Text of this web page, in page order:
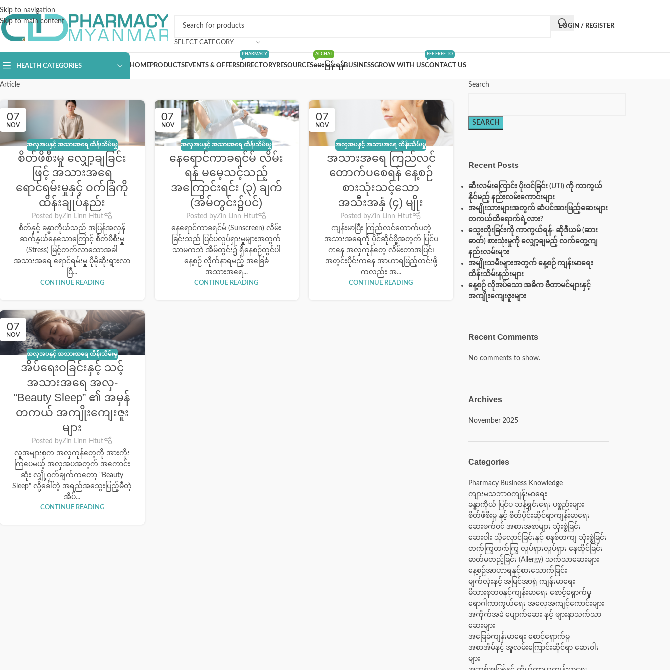
Skip to navigation
Skip to main content
SELECT CATEGORY
LOGIN / REGISTER
HEALTH CATEGORIES HOMEPRODUCTSEVENTS & OFFERSDIRECTORY
PHARMACY
RESOURCESမေးမြန်းရန်
AI CHAT
BUSINESSGROW WITH USCONTACT US
FEE FREE TO
Article
07
NOV
အလှအပနှင့် အသားအရေ ထိန်းသိမ်းမှု
စိတ်ဖိစီးမှု လျှော့ချခြင်း
ဖြင့် အသားအရေ
ရောင်ရမ်းမှုနှင့် ဝက်ခြံကို
ထိန်းချုပ်နည်း
Posted byZin Linn Htut
စိတ်နှင့် ခန္ဓာကိုယ်သည် အပြန်အလှန်
ဆက်နွှယ်နေသောကြောင့် စိတ်ဖိစီးမှု
(Stress) မြင့်တက်လာသောအခါ
အသားအရေ ရောင်ရမ်းမှု ပိုမိုဆိုးရွားလာ
ပြီ...
CONTINUE READING
07
NOV
အလှအပနှင့် အသားအရေ ထိန်းသိမ်းမှု
နေရောင်ကာခရင်မ် လိမ်း
ရန် မမေ့သင့်သည့်
အကြောင်းရင်း (၃) ချက်
(အိမ်တွင်း၌ပင်)
Posted byZin Linn Htut
နေရောင်ကာခရင်မ် (Sunscreen) လိမ်း
ခြင်းသည် ပြင်ပလှုပ်ရှားမှုများအတွက်
သာမကဘဲ အိမ်တွင်း၌ ရှိနေစဉ်တွင်ပါ
နေ့စဉ် လိုက်နာရမည့် အခြေခံ
အသားအရေ...
CONTINUE READING
07
NOV
အလှအပနှင့် အသားအရေ ထိန်းသိမ်းမှု
အသားအရေ ကြည်လင်
တောက်ပစေရန် နေ့စဉ်
စားသုံးသင့်သော
အသီးအနှံ (၄) မျိုး
Posted byZin Linn Htut
ကျန်းမာပြီး ကြည်လင်တောက်ပတဲ့
အသားအရေကို ပိုင်ဆိုင်ဖို့အတွက် ပြင်ပ
ကနေ အလှကုန်တွေ လိမ်းတာအပြင်၊
အတွင်းပိုင်းကနေ အာဟာရဖြည့်တင်းဖို့
ကလည်း အ...
CONTINUE READING
07
NOV
အလှအပနှင့် အသားအရေ ထိန်းသိမ်းမှု
အိပ်ရေးဝခြင်းနှင့် သင့်
အသားအရေ အလှ-
“Beauty Sleep” ၏ အမှန်
တကယ် အကျိုးကျေးဇူး
များ
Posted byZin Linn Htut
လူအများစုက အလှကုန်တွေကို အားကိုး
ကြပေမယ့် အလှအပအတွက် အကောင်း
ဆုံး လျှို့ဝှက်ချက်ကတော့ "Beauty
Sleep" လို့ခေါ်တဲ့ အရည်အသွေးပြည့်မီတဲ့
အိပ်...
CONTINUE READING
Search
SEARCH
Recent Posts
ဆီးလမ်းကြောင်း ပိုးဝင်ခြင်း (UTI) ကို ကာကွယ်
နိုင်မည့် နည်းလမ်းကောင်းများ
အမျိုးသားများအတွက် ဆံပင်အားဖြည့်ဆေးများ
တကယ်ထိရောက်ရဲ့လား?
သွေးတိုးခြင်းကို ကာကွယ်ရန်- ဆိုဒီယမ် (ဆား
ဓာတ်) စားသုံးမှုကို လျှော့ချမည့် လက်တွေ့ကျ
နည်းလမ်းများ
အမျိုးသမီးများအတွက် နေ့စဉ် ကျန်းမာရေး
ထိန်းသိမ်းနည်းများ
နေ့စဉ် လိုအပ်သော အဓိက ဗီတာမင်များနှင့်
အကျိုးကျေးဇူးများ
Recent Comments
No comments to show.
Archives
November 2025
Categories
Pharmacy Business Knowledge
ကျားမသဘာ၀ကျန်းမာရေး
ခန္ဓာကိုယ် ပြင်ပ သန့်ရှင်းရေး ပစ္စည်းများ
စိတ်ဖိစီးမှု နှင့် စိတ်ပိုင်းဆိုင်ရာကျန်းမာရေး
ဆေးဖက်ဝင် အစားအစာများ သုံးစွဲခြင်း
ဆေးဝါး သိုလှောင်ခြင်းနှင့် စနစ်တကျ သုံးစွဲခြင်း
တက်ကြွတက်ကြွ လှုပ်ရှားလှုပ်ရှား နေထိုင်ခြင်း
ဓာတ်မတည့်ခြင်း (Allergy) သက်သာဆေးများ
နေ့စဉ်အာဟာရနှင့်စားသောက်ခြင်း
မျက်လုံးနှင့် အမြင်အာရုံ ကျန်းမာရေး
မိသားစုဘ၀နှင့်ကျန်းမာရေး စောင့်ရှောက်မှု
ရောဂါကာကွယ်ရေး အလေ့အကျင့်ကောင်းများ
အကိုက်အခဲ ပျောက်ဆေး နှင့် ဖျားနာသက်သာ
ဆေးများ
အခြေခံကျန်းမာရေး စောင့်ရှောက်မှု
အစာအိမ်နှင့် အူလမ်းကြောင်းဆိုင်ရာ ဆေးဝါး
များ